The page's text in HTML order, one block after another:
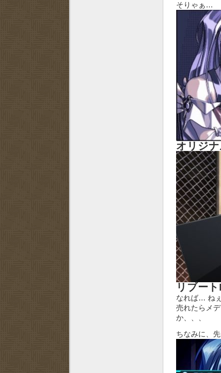
そりゃぁ…
オリジ
リブー
なれば… ね
売れたらメ
か、、、
ちなみに、